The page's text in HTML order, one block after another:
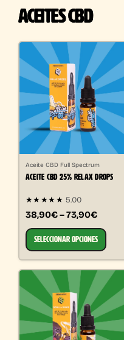
ACEITES CBD
Aceite CBD Full Spectrum
ACEITE CBD 25% RELAX DROPS
★★★★★ 5.00
38,90€ – 73,90€
SELECCIONAR OPCIONES